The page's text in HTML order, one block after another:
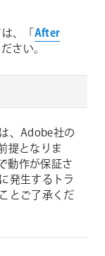
、「 After
さい。
、Adobe社の
提となりま
動作が保証さ
発生するトラ
とご了承くだ